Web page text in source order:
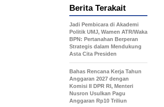
Berita Terakait
Jadi Pembicara di Akademi
Politik UMJ, Wamen ATR/Waka
BPN: Pertanahan Berperan
Strategis dalam Mendukung
Asta Cita Presiden
Bahas Rencana Kerja Tahun
Anggaran 2027 dengan
Komisi II DPR RI, Menteri
Nusron Usulkan Pagu
Anggaran Rp10 Triliun